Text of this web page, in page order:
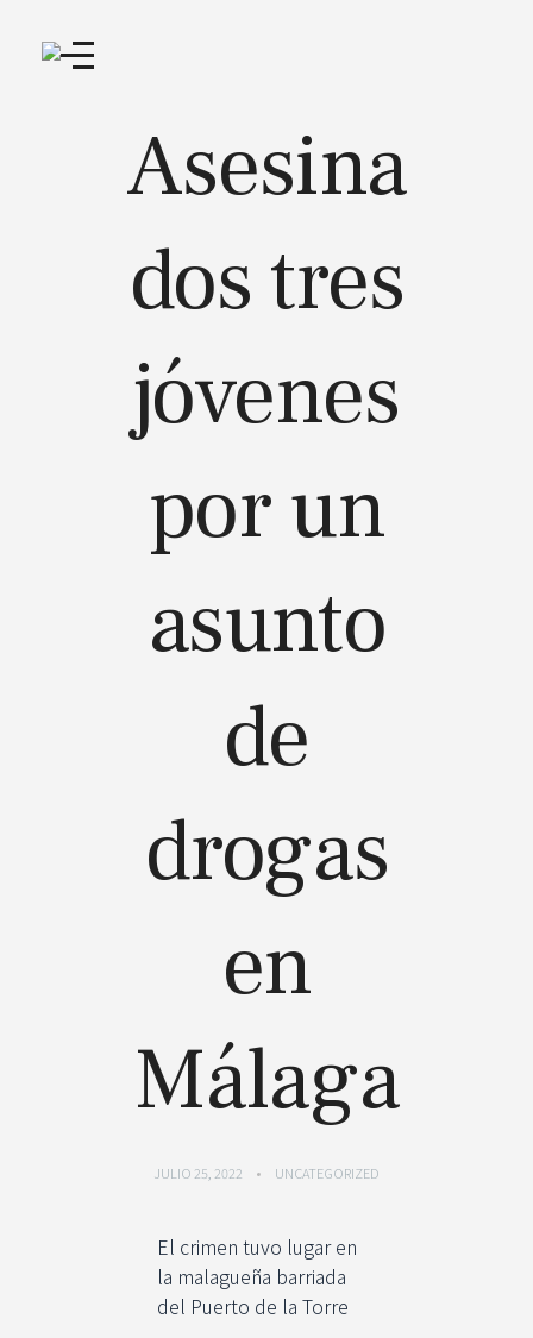
Asesina
dos tres
jóvenes
por un
asunto
de
drogas
en
Málaga
JULIO 25, 2022 UNCATEGORIZED
El crimen tuvo lugar en
la malagueña barriada
del Puerto de la Torre